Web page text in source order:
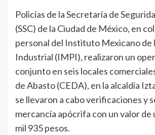
Policías de la Secretaría de
(SSC) de la Ciudad de México, en
personal del Instituto Mexicano de
Industrial (IMPI), realizaron un
conjunto en seis locales
de Abasto (CEDA), en la alcaldía
se llevaron a cabo verificaciones y
mercancía apócrifa con un valor de
mil 935 pesos.